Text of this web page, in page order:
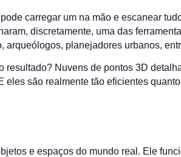
carregar um na mão e escanear
discretamente, uma das
planejadores urbanos,
resultado? Nuvens de pontos 3D
eles são realmente tão eficientes
e espaços do mundo real. Ele